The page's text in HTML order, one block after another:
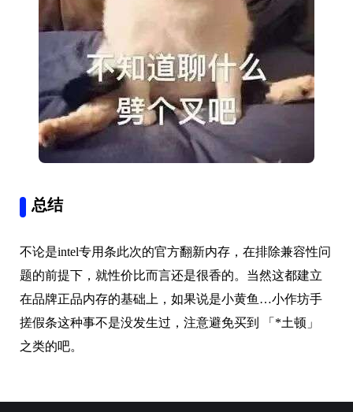
总结
不论是intel专用条此次的官方翻新内存，在排除兼容性问
题的前提下，就性价比而言还是很香的。当然这都建立
在品牌正品内存的基础上，如果说是小黄鱼…小作坊手
搓假条这种事不是没发生过，注意避免买到 「*土顿」
之类的吧。